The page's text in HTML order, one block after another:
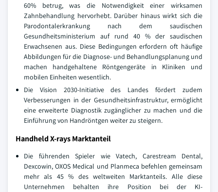
60% betrug, was die Notwendigkeit einer wirksamen
Zahnbehandlung hervorhebt. Darüber hinaus wirkt sich die
Parodontalerkrankung nach dem saudischen
Gesundheitsministerium auf rund 40 % der saudischen
Erwachsenen aus. Diese Bedingungen erfordern oft häufige
Abbildungen für die Diagnose- und Behandlungsplanung und
machen handgehaltene Röntgengeräte in Kliniken und
mobilen Einheiten wesentlich.
Die Vision 2030-Initiative des Landes fördert zudem
Verbesserungen in der Gesundheitsinfrastruktur, ermöglicht
eine erweiterte Diagnostik zugänglicher zu machen und die
Einführung von Handröntgen weiter zu steigern.
Handheld X-rays Marktanteil
Die führenden Spieler wie Vatech, Carestream Dental,
Dexcowin, OXOS Medical und Planmeca befehlen gemeinsam
mehr als 45 % des weltweiten Marktanteils. Alle diese
Unternehmen behalten ihre Position bei der KI-